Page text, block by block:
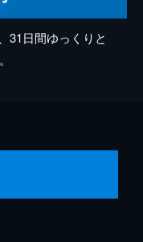
31日間ゆっくりと